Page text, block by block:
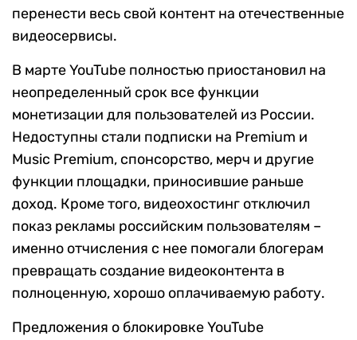
перенести весь свой контент на отечественные
видеосервисы.
В марте YouTube полностью приостановил на
неопределенный срок все функции
монетизации для пользователей из России.
Недоступны стали подписки на Premium и
Music Premium, спонсорство, мерч и другие
функции площадки, приносившие раньше
доход. Кроме того, видеохостинг отключил
показ рекламы российским пользователям –
именно отчисления с нее помогали блогерам
превращать создание видеоконтента в
полноценную, хорошо оплачиваемую работу.
Предложения о блокировке YouTube